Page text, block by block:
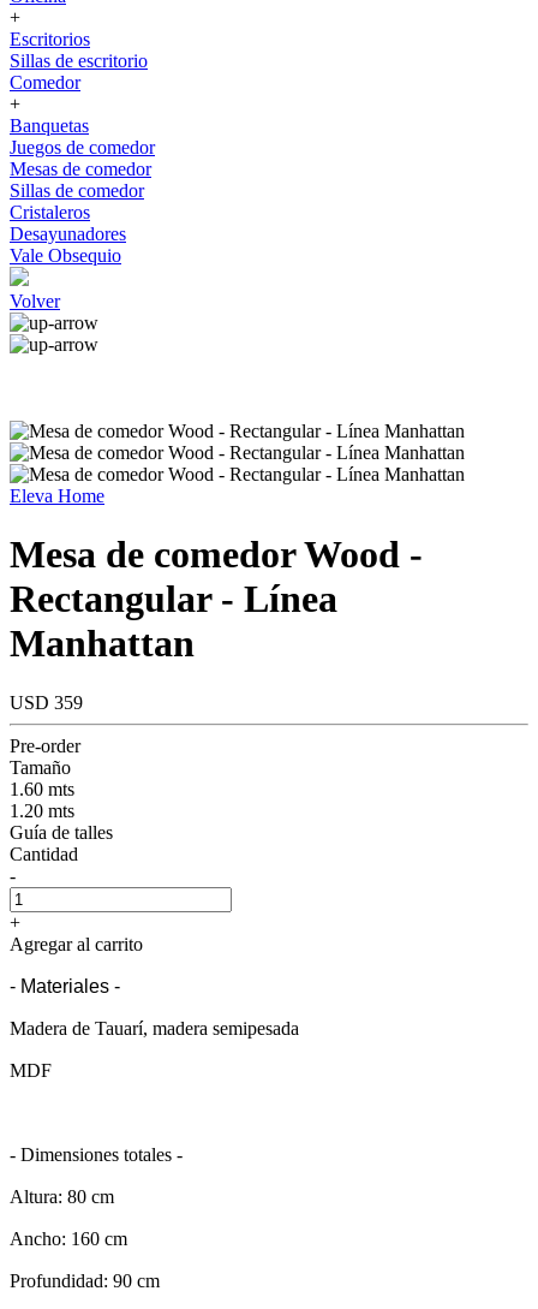
+
Escritorios
Sillas de escritorio
Comedor
+
Banquetas
Juegos de comedor
Mesas de comedor
Sillas de comedor
Cristaleros
Desayunadores
Vale Obsequio
Volver
Eleva Home
Mesa de comedor Wood -
Rectangular - Línea
Manhattan
USD 359
Pre-order
Tamaño
1.60 mts
1.20 mts
Guía de talles
Cantidad
-
+
Agregar al carrito
- Materiales -
Madera de Tauarí, madera semipesada
MDF
- Dimensiones totales -
Altura: 80 cm
Ancho: 160 cm
Profundidad: 90 cm